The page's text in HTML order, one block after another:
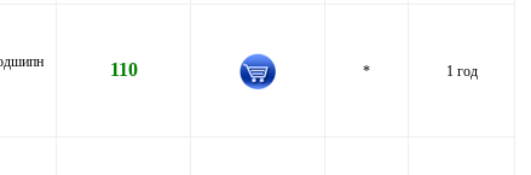
110 * 1 год